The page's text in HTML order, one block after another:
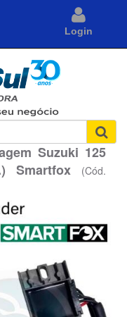
Login
Suzuki 125
Smartfox
(Cód.